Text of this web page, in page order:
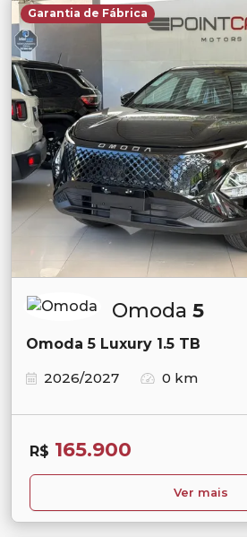
Garantia de Fábrica
Omoda 5
Omoda 5 Luxury 1.5 TB
2026/2027
0 km
R$ 165.900
Ver mais